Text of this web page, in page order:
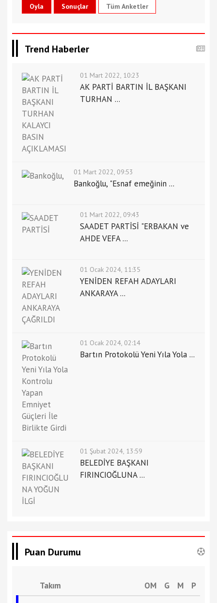
Tüm Anketler
Trend Haberler
01 Mart 2022, 10:23
AK PARTİ BARTIN İL BAŞKANI
TURHAN ...
01 Mart 2022, 09:53
Bankoğlu, "Esnaf emeğinin ...
01 Mart 2022, 09:43
SAADET PARTİSİ "ERBAKAN ve
AHDE VEFA ...
01 Ocak 2024, 11:35
YENİDEN REFAH ADAYLARI
ANKARAYA ...
01 Ocak 2024, 02:14
Bartın Protokolü Yeni Yıla Yola ...
01 Şubat 2024, 13:59
BELEDİYE BAŞKANI
FIRINCIOĞLUNA ...
Puan Durumu
Takım OM G M
P